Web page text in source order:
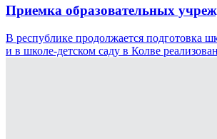
Приемка образовательных
В республике продолжается подготовка
и в школе-детском саду в Колве